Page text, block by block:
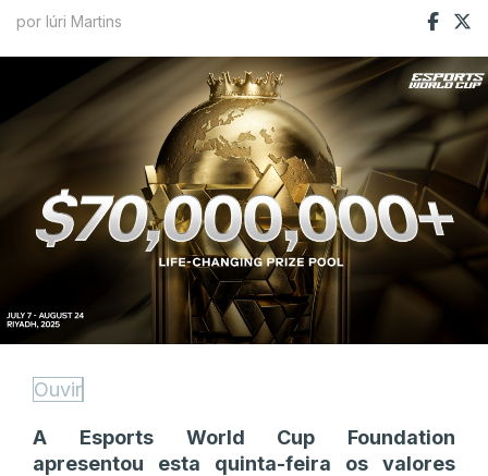
por Iúri Martins
Ouvir
A Esports World Cup Foundation
apresentou esta quinta-feira os valores